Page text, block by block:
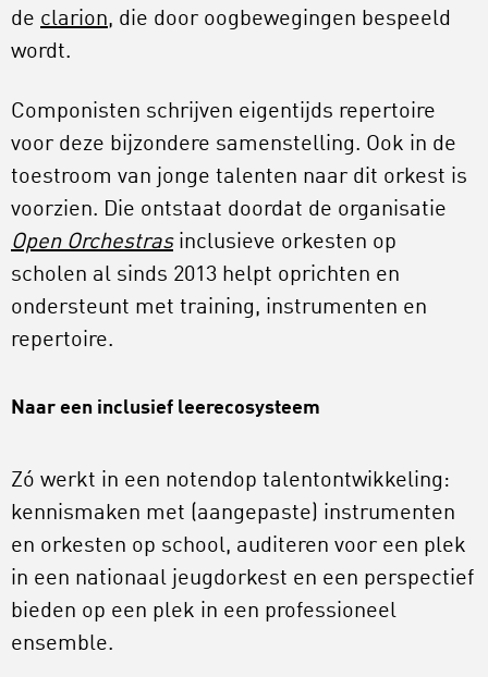
de clarion, die door oogbewegingen bespeeld
wordt.
Componisten schrijven eigentijds repertoire
voor deze bijzondere samenstelling. Ook in de
toestroom van jonge talenten naar dit orkest is
voorzien. Die ontstaat doordat de organisatie
Open Orchestrasinclusieve orkesten op
scholen al sinds 2013 helpt oprichten en
ondersteunt met training, instrumenten en
repertoire.
Naar een inclusief leerecosysteem
Zó werkt in een notendop talentontwikkeling:
kennismaken met (aangepaste) instrumenten
en orkesten op school, auditeren voor een plek
in een nationaal jeugdorkest en een perspectief
bieden op een plek in een professioneel
ensemble.